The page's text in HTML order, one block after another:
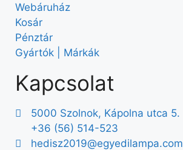
Webáruház
Kosár
Pénztár
Gyártók | Márkák
Kapcsolat
5000 Szolnok, Kápolna utca 5.
+36 (56) 514-523
hedisz2019@egyedilampa.com